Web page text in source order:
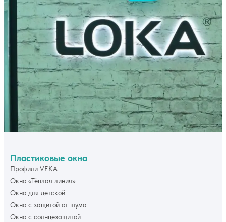
Пластиковые окна
Профили VEKA
Окно «Тёплая линия»
Окно для детской
Окно с защитой от шума
Окно с солнцезащитой